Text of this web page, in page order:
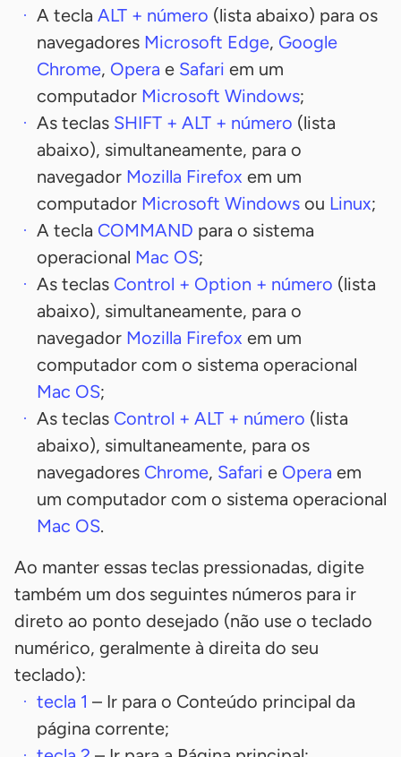
A tecla ALT + número (lista abaixo) para os
navegadores Microsoft Edge, Google
Chrome, Opera e Safari em um
computador Microsoft Windows;
As teclas SHIFT + ALT + número (lista
abaixo), simultaneamente, para o
navegador Mozilla Firefox em um
computador Microsoft Windows ou Linux;
A tecla COMMAND para o sistema
operacional Mac OS;
As teclas Control + Option + número (lista
abaixo), simultaneamente, para o
navegador Mozilla Firefox em um
computador com o sistema operacional
Mac OS;
As teclas Control + ALT + número (lista
abaixo), simultaneamente, para os
navegadores Chrome, Safari e Opera em
um computador com o sistema operacional
Mac OS.
Ao manter essas teclas pressionadas, digite
também um dos seguintes números para ir
direto ao ponto desejado (não use o teclado
numérico, geralmente à direita do seu
teclado):
tecla 1 – Ir para o Conteúdo principal da
página corrente;